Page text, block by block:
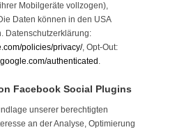
Mobilgeräte vollzogen),
Daten können in den USA
Datenschutzerklärung:
policies/privacy/, Opt-Out:
authenticated .
Facebook Social Plugins
unserer berechtigten
an der Analyse, Optimierung